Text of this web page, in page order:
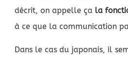
décrit, on appelle ça la
à ce que la communication
Dans le cas du japonais, il